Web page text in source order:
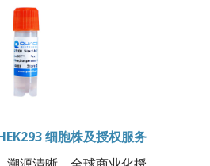
细胞株及授权服务